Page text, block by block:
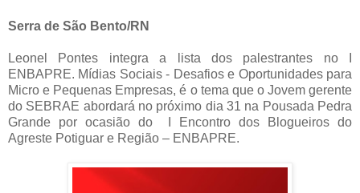
Serra de São Bento/RN
Leonel Pontes integra a lista dos palestrantes no I
ENBAPRE. Mídias Sociais - Desafios e Oportunidades para
Micro e Pequenas Empresas, é o tema que o Jovem gerente
do SEBRAE abordará no próximo dia 31 na Pousada Pedra
Grande por ocasião do I Encontro dos Blogueiros do
Agreste Potiguar e Região – ENBAPRE.